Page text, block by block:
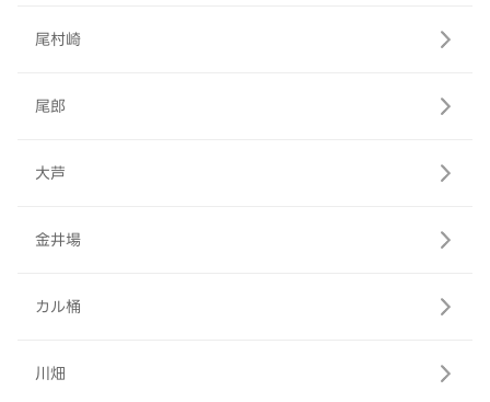
尾村崎
尾郎
大芦
金井場
カル桶
川畑